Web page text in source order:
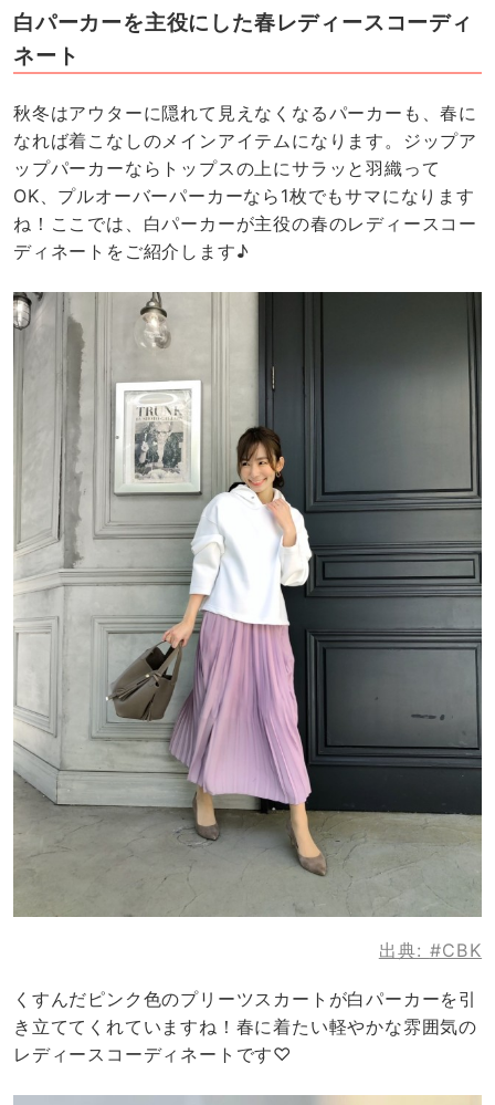
白パーカーを主役にした春レディースコーディ
ネート
秋冬はアウターに隠れて見えなくなるパーカーも、春に
なれば着こなしのメインアイテムになります。ジップア
ップパーカーならトップスの上にサラッと羽織って
OK、プルオーバーパーカーなら1枚でもサマになります
ね！ここでは、白パーカーが主役の春のレディースコー
ディネートをご紹介します♪
出典: #CBK
くすんだピンク色のプリーツスカートが白パーカーを引
き立ててくれていますね！春に着たい軽やかな雰囲気の
レディースコーディネートです♡